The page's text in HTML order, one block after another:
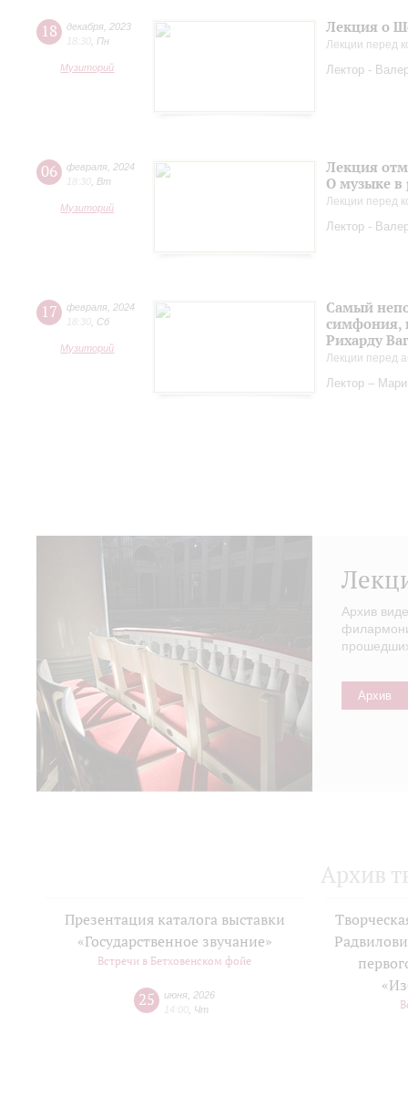
18 декабря 2023
18:30 Пн
Музиторий
Лекция о
Лекции перед
Лектор -
06 февраля 2024
18:30 Вт
Музиторий
Лекция
О музыке в
Лекции перед
Лектор -
17 февраля 2024
18:30 Сб
Музиторий
Самый
симфония,
Рихарду
Лекции перед
Лектор –
Архив
Архив
Архив
Презентация каталога выставки
«Государственное звучание»
Встречи в Бетховенском фойе
25 июня 2026
14:00 Чт